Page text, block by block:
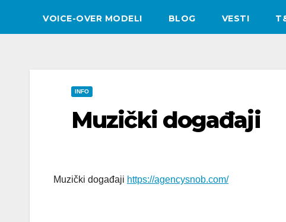
VOICE-OVER MODELI BLOG VESTI
INFO
Muzički događaji
Muzički događaji https://agencysnob.com/